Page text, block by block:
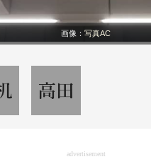
画像： 写真AC
advertisement